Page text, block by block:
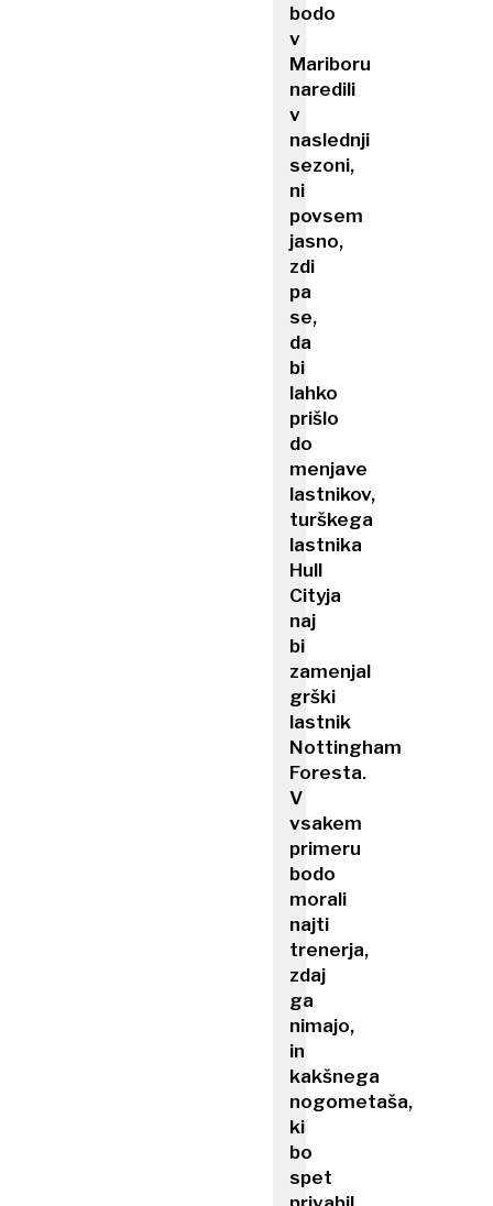
bodo
v
Mariboru
naredili
v
naslednji
sezoni,
ni
povsem
jasno,
zdi
pa
se,
da
bi
lahko
prišlo
do
menjave
lastnikov,
turškega
lastnika
Hull
Cityja
naj
bi
zamenjal
grški
lastnik
Nottingham
Foresta.
V
vsakem
primeru
bodo
morali
najti
trenerja,
zdaj
ga
nimajo,
in
kakšnega
nogometaša,
ki
bo
spet